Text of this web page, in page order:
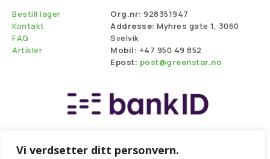
Vi verdsetter ditt personvern.
Bestill lager
Kontakt
FAQ
Artikler
Org.nr: 928351947
Addresse:Myhres gate 1, 3060
Svelvik
Mobil: +47 950 49 852
Epost: post@greenstar.no